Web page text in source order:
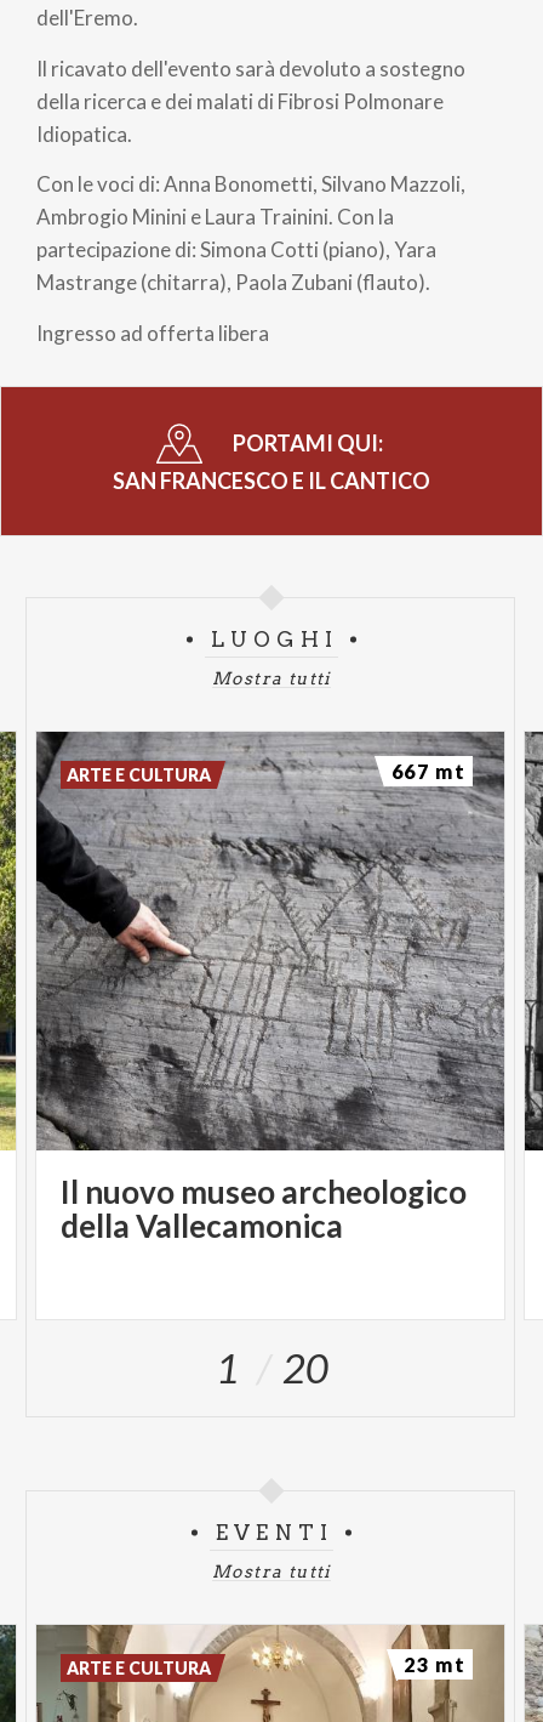
dell'Eremo.
Il ricavato dell'evento sarà devoluto a sostegno
della ricerca e dei malati di Fibrosi Polmonare
Idiopatica.
Con le voci di: Anna Bonometti, Silvano Mazzoli,
Ambrogio Minini e Laura Trainini. Con la
partecipazione di: Simona Cotti (piano), Yara
Mastrange (chitarra), Paola Zubani (flauto).
Ingresso ad offerta libera
PORTAMI QUI:
SAN FRANCESCO E IL CANTICO
LUOGHI
Mostra tutti
Il nuovo museo archeologico
della Vallecamonica
ARTE E CULTURA 667 mt
1 20
EVENTI
Mostra tutti
ARTE E CULTURA 23 mt